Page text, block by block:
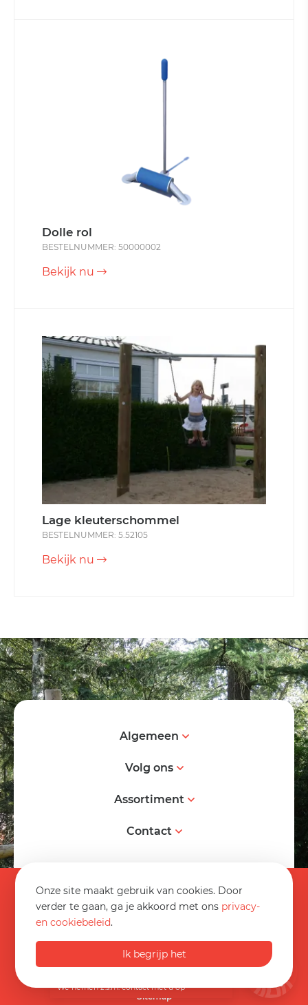
Onze site maakt gebruik van cookies. Door
verder te gaan, ga je akkoord met ons privacy-
en cookiebeleid.
Ik begrijp het
Dolle rol
BESTELNUMMER: 50000002
Bekijk nu
Lage kleuterschommel
BESTELNUMMER: 5.52105
Bekijk nu
Algemeen
Volg ons
Assortiment
Contact
Algemene voorwaarden
Privacy statement
Sitemap
0032 89 70 16 20
Op werkdagen van 08:30 tot 17:00
We nemen z.s.m. contact met u op